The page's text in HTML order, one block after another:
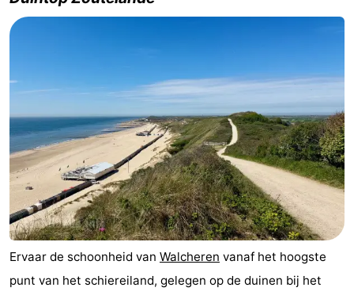
Vuurtorens
-
Speeltuinen
Binnenspeeltuinen
-
Bowlen
Wellness
centra
Dorpen
&
Natuur
Ervaar de schoonheid van Walcheren vanaf het hoogste
punt van het schiereiland, gelegen op de duinen bij het